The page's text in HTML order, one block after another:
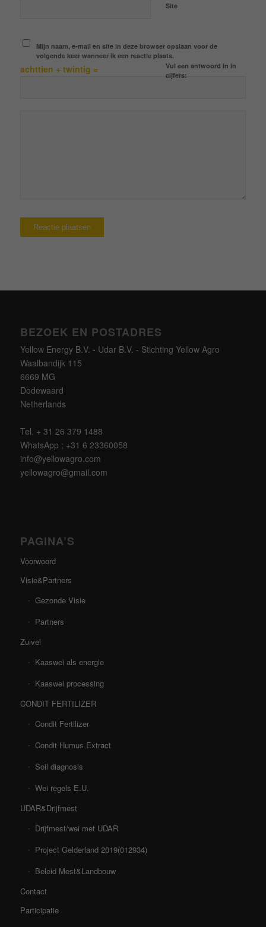
Site
Mijn naam, e-mail en site in deze browser opslaan voor de
volgende keer wanneer ik een reactie plaats.
Vul een antwoord in in
cijfers:
achttien + twintig =
BEZOEK EN POSTADRES
Yellow Energy B.V. - Udar B.V. - Stichting Yellow Agro
Waalbandijk 115
6669 MG
Dodewaard
Netherlands
Tel. + 31 26 379 1488
WhatsApp ; +31 6 23360058
info@yellowagro.com
yellowagro@gmail.com
PAGINA’S
Voorwoord
Visie&Partners
Gezonde Visie
Partners
Zuivel
Kaaswei als energie
Kaaswei processing
CONDIT FERTILIZER
Condit Fertilizer
Condit Humus Extract
Soil diagnosis
Wei regels E.U.
UDAR&Drijfmest
Drijfmest/wei met UDAR
Project Gelderland 2019(012934)
Beleid Mest&Landbouw
Contact
Participatie